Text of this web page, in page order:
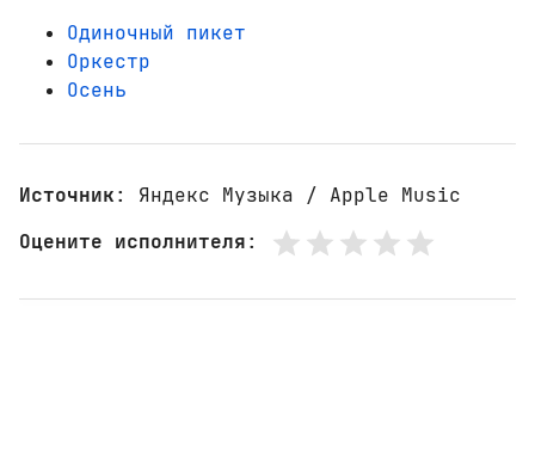
Одиночный пикет
Оркестр
Осень
Источник: Яндекс Музыка / Apple Music
Оцените исполнителя: